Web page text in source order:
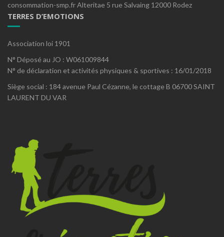
consommation-smp.fr Alteritae 5 rue Salvaing 12000 Rodez
TERRES D’EMOTIONS
Association loi 1901
N° Déposé au JO : W061009844
N° de déclaration et activités physiques & sportives : 16/01/2018
Siège social : 184 avenue Paul Cézanne, le cottage B 06700 SAINT
LAURENT DU VAR